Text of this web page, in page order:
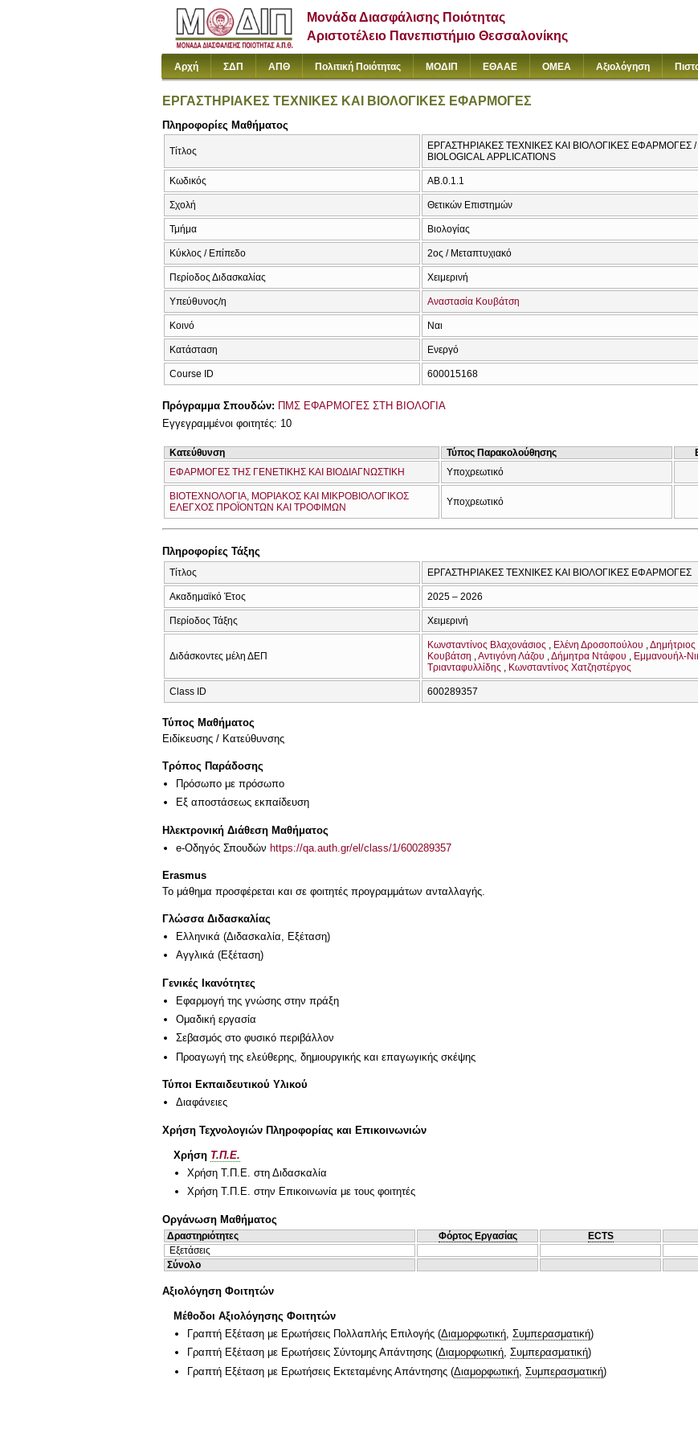
Μονάδα Διασφάλισης Ποιότητας
Αριστοτέλειο Πανεπιστήμιο Θεσσαλονίκης
Αρχή ΣΔΠ ΑΠΘ Πολιτική Ποιότητας ΜΟΔΙΠ ΕΘΑΑΕ ΟΜΕΑ Αξιολόγηση
ΕΡΓΑΣΤΗΡΙΑΚΕΣ ΤΕΧΝΙΚΕΣ ΚΑΙ ΒΙΟΛΟΓΙΚΕΣ ΕΦΑΡΜΟΓΕΣ
Πληροφορίες Μαθήματος
Τίτλος
ΕΡΓΑΣΤΗΡΙΑΚΕΣ ΤΕΧΝΙΚΕΣ ΚΑΙ ΒΙΟΛΟΓΙΚΕΣ ΕΦΑΡΜΟΓΕΣ /
BIOLOGICAL APPLICATIONS
Κωδικός AB.0.1.1
Σχολή Θετικών Επιστημών
Τμήμα Βιολογίας
Κύκλος / Επίπεδο 2ος / Μεταπτυχιακό
Περίοδος Διδασκαλίας Χειμερινή
Υπεύθυνος/η Αναστασία Κουβάτση
Κοινό Ναι
Κατάσταση Ενεργό
Course ID 600015168
Πρόγραμμα Σπουδών: ΠΜΣ ΕΦΑΡΜΟΓΕΣ ΣΤΗ ΒΙΟΛΟΓΙΑ
Εγγεγραμμένοι φοιτητές: 10
Κατεύθυνση Τύπος Παρακολούθησης
ΕΦΑΡΜΟΓΕΣ ΤΗΣ ΓΕΝΕΤΙΚΗΣ ΚΑΙ ΒΙΟΔΙΑΓΝΩΣΤΙΚΗ
Υποχρεωτικό
ΒΙΟΤΕΧΝΟΛΟΓΙΑ, ΜΟΡΙΑΚΟΣ ΚΑΙ ΜΙΚΡΟΒΙΟΛΟΓΙΚΟΣ
ΕΛΕΓΧΟΣ ΠΡΟΪΟΝΤΩΝ ΚΑΙ ΤΡΟΦΙΜΩΝ
Υποχρεωτικό
Πληροφορίες Τάξης
Τίτλος ΕΡΓΑΣΤΗΡΙΑΚΕΣ ΤΕΧΝΙΚΕΣ ΚΑΙ ΒΙΟΛΟΓΙΚΕΣ ΕΦΑΡΜΟΓΕΣ
Ακαδημαϊκό Έτος 2025 – 2026
Περίοδος Τάξης Χειμερινή
Διδάσκοντες μέλη ΔΕΠ
Κωνσταντίνος Βλαχονάσιος Ελένη Δροσοπούλου Δημήτριος
Κουβάτση
Αντιγόνη Λάζου Δήμητρα Ντάφου Εμμανουήλ-
Τριανταφυλλίδης
Κωνσταντίνος Χατζηστέργος
Class ID 600289357
Τύπος Μαθήματος
Eιδίκευσης / Kατεύθυνσης
Τρόπος Παράδοσης
Πρόσωπο με πρόσωπο
Eξ απoστάσεως εκπαίδευση
Ηλεκτρονική Διάθεση Μαθήματος
e-Οδηγός Σπουδών https://qa.auth.gr/el/class/1/600289357
Erasmus
Το μάθημα προσφέρεται και σε φοιτητές προγραμμάτων ανταλλαγής.
Γλώσσα Διδασκαλίας
Ελληνικά (Διδασκαλία, Εξέταση)
Αγγλικά (Εξέταση)
Γενικές Ικανότητες
Εφαρμογή της γνώσης στην πράξη
Ομαδική εργασία
Σεβασμός στο φυσικό περιβάλλον
Προαγωγή της ελεύθερης, δημιουργικής και επαγωγικής σκέψης
Τύποι Εκπαιδευτικού Υλικού
Διαφάνειες
Χρήση Τεχνολογιών Πληροφορίας και Επικοινωνιών
Χρήση Τ.Π.Ε.
Χρήση Τ.Π.Ε. στη Διδασκαλία
Χρήση Τ.Π.Ε. στην Επικοινωνία με τους φοιτητές
Οργάνωση Μαθήματος
Δραστηριότητες Φόρτος Εργασίας ECTS
Εξετάσεις
Σύνολο
Αξιολόγηση Φοιτητών
Μέθοδοι Αξιολόγησης Φοιτητών
Γραπτή Εξέταση με Ερωτήσεις Πολλαπλής Επιλογής (Διαμορφωτική Συμπερασματική)
Γραπτή Εξέταση με Ερωτήσεις Σύντομης Απάντησης (Διαμορφωτική, Συμπερασματική)
Γραπτή Εξέταση με Ερωτήσεις Εκτεταμένης Απάντησης (Διαμορφωτική Συμπερασματική)